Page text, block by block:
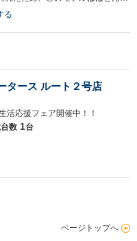
る
ース ルート２号店
活応援フェア開催中！！
数 1台
ページトップへ